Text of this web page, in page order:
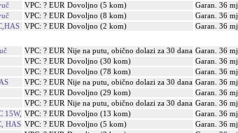
VPC: ? EUR Dovoljno (5 kom)
Garan. 36 mj.
VPC: ? EUR Dovoljno (8 kom)
Garan. 36 mj.
VPC: ? EUR Dovoljno (2 kom)
Garan. 36 mj.
VPC: ? EUR Nije na putu, obično dolazi za 30 dana Garan. 36 mj.
VPC: ? EUR Dovoljno (30 kom)
Garan. 36 mj.
VPC: ? EUR Dovoljno (78 kom)
Garan. 36 mj.
VPC: ? EUR Nije na putu, obično dolazi za 30 dana Garan. 36 mj.
VPC: ? EUR Dovoljno (29 kom)
Garan. 36 mj.
VPC: ? EUR Nije na putu, obično dolazi za 30 dana Garan. 36 mj.
15W, VPC: ? EUR Dovoljno (13 kom)
Garan. 36 mj.
HAS VPC: ? EUR Dovoljno (5 kom)
Garan. 36 mj.